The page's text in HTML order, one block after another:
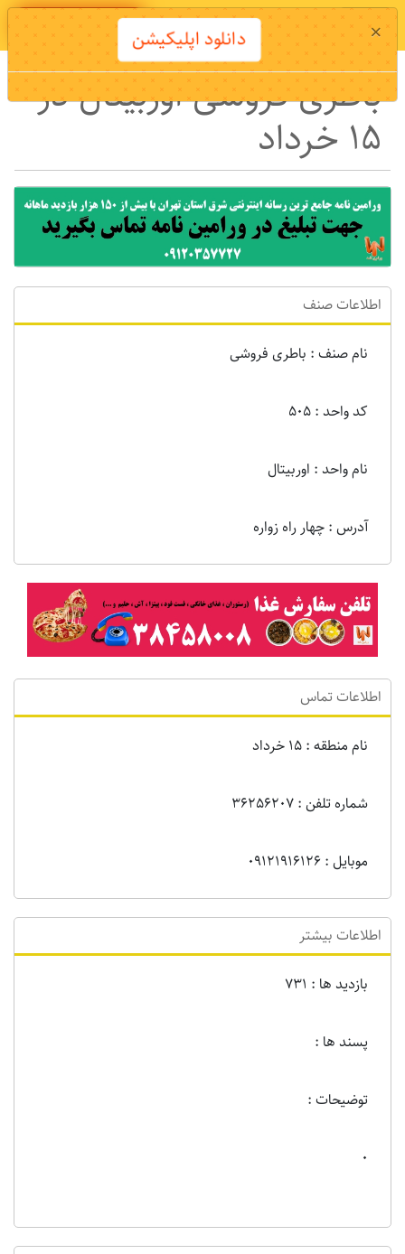
دانلود اپلیکیشن
باطری فروشی اوربیتال در
15 خرداد
اطلاعات صنف
نام صنف : باطری فروشی
کد واحد : 505
نام واحد : اوربیتال
آدرس : چهار راه زواره
اطلاعات تماس
نام منطقه : 15 خرداد
شماره تلفن : 36256207
موبایل : 09121916126
اطلاعات بیشتر
بازدید ها : 731
پسند ها :
توضیحات :
0
× دانلود اپلیکیشن